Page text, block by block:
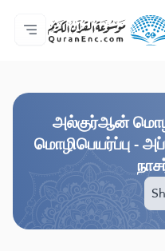
முகப்பு
மொழிபெயர்ப்பு
Audio
வடிவமைப்போரின்
வேலைத் திட்டம்
எம்மோடு
மொழி
அல்குர்ஆன்
மொழிபெயர்ப்பு -